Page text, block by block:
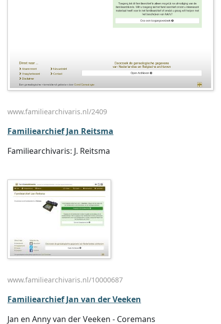
www.familiearchivaris.nl/2409
Familiearchief Jan Reitsma
Familiearchivaris: J. Reitsma
www.familiearchivaris.nl/10000687
Familiearchief Jan van der Veeken
Jan en Anny van der Veeken - Coremans